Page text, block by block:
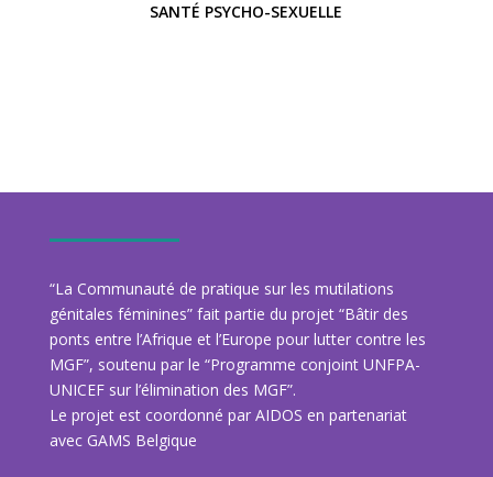
SANTÉ PSYCHO-SEXUELLE
“La Communauté de pratique sur les mutilations
génitales féminines” fait partie du projet “Bâtir des
ponts entre l’Afrique et l’Europe pour lutter contre les
MGF”, soutenu par le “Programme conjoint UNFPA-
UNICEF sur l’élimination des MGF”.
Le projet est coordonné par AIDOS en partenariat
avec GAMS Belgique